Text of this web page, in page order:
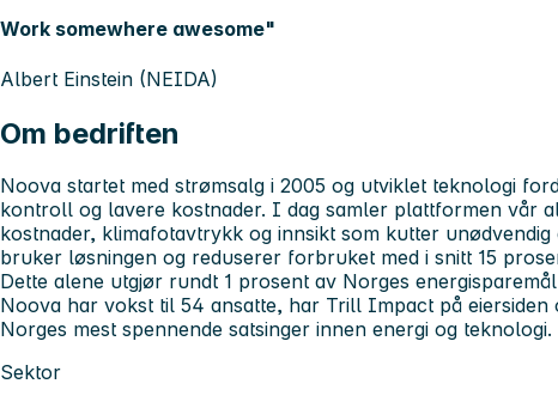
Work somewhere awesome"
Albert Einstein (NEIDA)
Om bedriften
Noova startet med strømsalg i 2005 og utviklet teknologi
kontroll og lavere kostnader. I dag samler plattformen vår
kostnader, klimafotavtrykk og innsikt som kutter
bruker løsningen og reduserer forbruket med i snitt 15
Dette alene utgjør rundt 1 prosent av Norges
Noova har vokst til 54 ansatte, har Trill Impact på eiersiden
Norges mest spennende satsinger innen energi og teknologi.
Sektor